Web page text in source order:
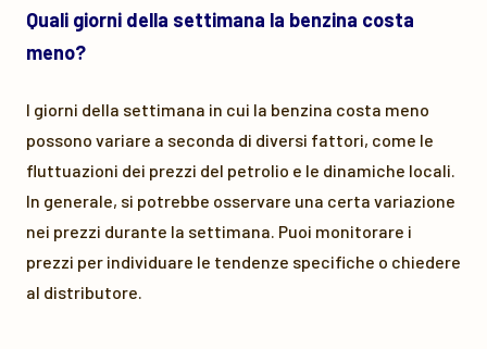
Quali giorni della settimana la benzina costa
meno?
I giorni della settimana in cui la benzina costa meno
possono variare a seconda di diversi fattori, come le
fluttuazioni dei prezzi del petrolio e le dinamiche locali.
In generale, si potrebbe osservare una certa variazione
nei prezzi durante la settimana. Puoi monitorare i
prezzi per individuare le tendenze specifiche o chiedere
al distributore.